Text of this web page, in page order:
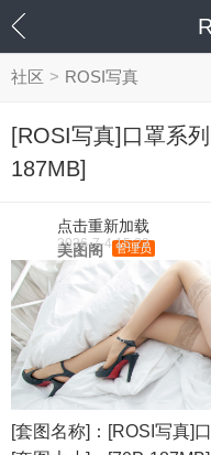
社区 > ROSI写真
[ROSI写真]口罩系
187MB]
点击重新加载
美图阁 管理员
2026-7-4 15:22
[套图名称]：[ROSI写真]